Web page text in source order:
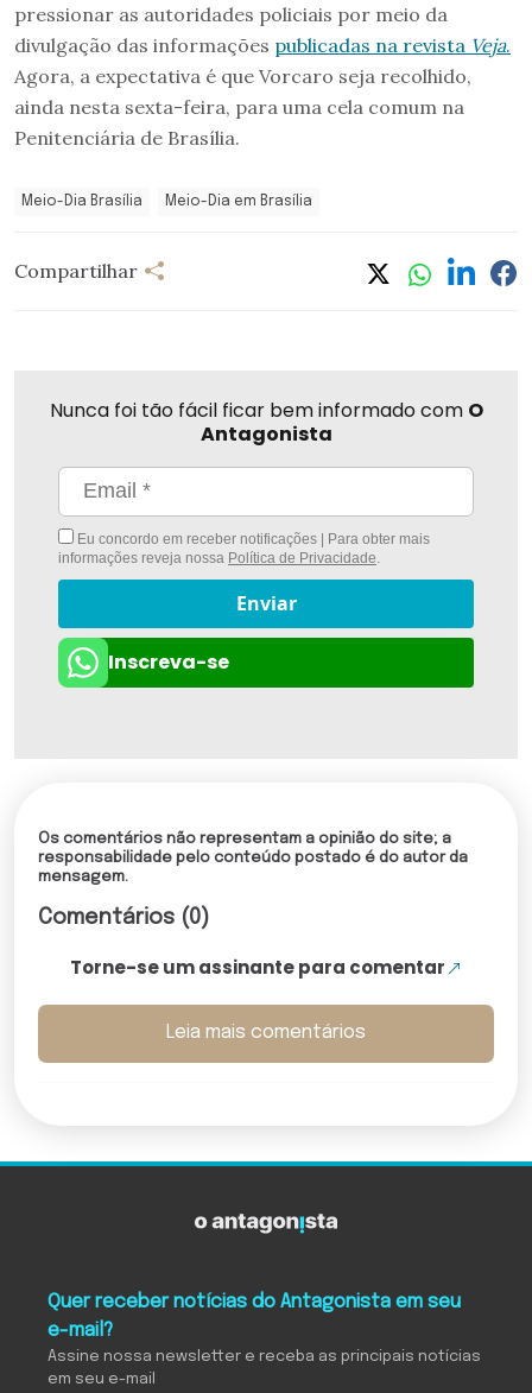
pressionar as autoridades policiais por meio da
divulgação das informações publicadas na revista Veja.
Agora, a expectativa é que Vorcaro seja recolhido,
ainda nesta sexta-feira, para uma cela comum na
Penitenciária de Brasília.
Meio-Dia Brasília Meio-Dia em Brasília
Compartilhar
Nunca foi tão fácil ficar bem informado com O
Antagonista
Eu concordo em receber notificações | Para obter mais
informações reveja nossa Política de Privacidade
Enviar
Inscreva-se
Os comentários não representam a opinião do site; a
responsabilidade pelo conteúdo postado é do autor da
mensagem.
Comentários (0)
Torne-se um assinante para comentar
Leia mais comentários
Quer receber notícias do Antagonista em seu
e-mail?
Assine nossa newsletter e receba as principais notícias
em seu e-mail